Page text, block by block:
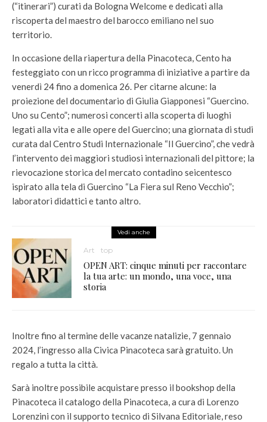
(“itinerari”) curati da Bologna Welcome e dedicati alla
riscoperta del maestro del barocco emiliano nel suo
territorio.
In occasione della riapertura della Pinacoteca, Cento ha
festeggiato con un ricco programma di iniziative a partire da
venerdì 24 fino a domenica 26. Per citarne alcune: la
proiezione del documentario di Giulia Giapponesi “Guercino.
Uno su Cento”; numerosi concerti alla scoperta di luoghi
legati alla vita e alle opere del Guercino; una giornata di studi
curata dal Centro Studi Internazionale “Il Guercino”, che vedrà
l’intervento dei maggiori studiosi internazionali del pittore; la
rievocazione storica del mercato contadino seicentesco
ispirato alla tela di Guercino “La Fiera sul Reno Vecchio”;
laboratori didattici e tanto altro.
Vedi anche
Art top
OPEN ART: cinque minuti per raccontare
la tua arte: un mondo, una voce, una
storia
Inoltre fino al termine delle vacanze natalizie, 7 gennaio
2024, l’ingresso alla Civica Pinacoteca sarà gratuito. Un
regalo a tutta la città.
Sarà inoltre possibile acquistare presso il bookshop della
Pinacoteca il catalogo della Pinacoteca, a cura di Lorenzo
Lorenzini con il supporto tecnico di Silvana Editoriale, reso